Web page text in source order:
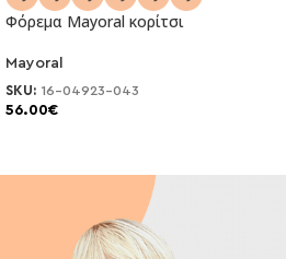
Φόρεμα Mayoral κορίτσι
Mayoral
SKU: 16-04923-043
56.00€